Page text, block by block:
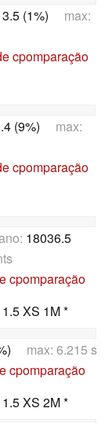
(1%) max:
cpomparação
(9%) max:
cpomparação
18036.5
cpomparação
XS 1M *
max: 6.215 s
cpomparação
XS 2M *